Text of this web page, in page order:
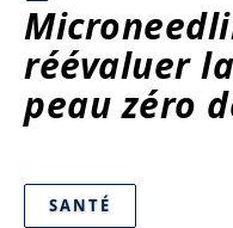
réévaluer
peau zéro
SANTÉ